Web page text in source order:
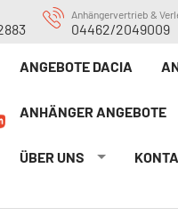
Anhängervertrieb &
04462/2049009
ANGEBOTE DACIA
ANHÄNGER ANGEBOTE
ÜBER UNS